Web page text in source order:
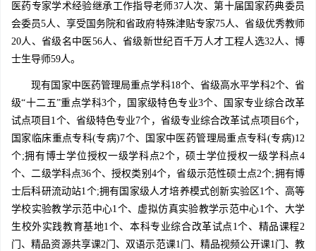
医药专家学术经验继承工作指导老师37人次、第十届国家药典委员
会委员5人、享受国务院和省政府特殊津贴专家75人、省级优秀教师
20人、省级名中医56人、省级新世纪百千万人才工程人选32人、博
士生导师59人。
现有国家中医药管理局重点学科18个、省级高水平学科2个、省
级“十二五”重点学科3个，国家级特色专业3个、国家专业综合改革
试点项目1个、省级特色专业7个，省级专业综合改革试点项目6个，
国家临床重点专科(专病)7个、国家中医药管理局重点专科(专病)12
个;拥有博士学位授权一级学科点2个，硕士学位授权一级学科点4
个、二级学科点36个、授权类别4个，省级示范性硕士点2个;拥有博
士后科研流动站1个;拥有国家级人才培养模式创新实验区1个、高等
学校实验教学示范中心1个、虚拟仿真实验教学示范中心1个、大学
生校外实践教育基地1个、本科专业综合改革试点1个、精品课程2
门、精品资源共享课2门、双语示范课1门、精品视频公开课1门、教